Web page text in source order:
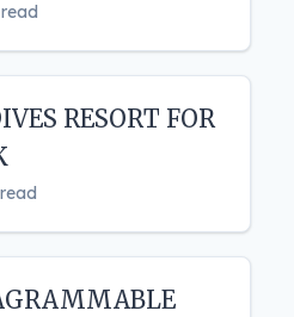
RESORT FOR